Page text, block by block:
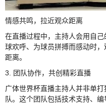
情感共鸣，拉近观众距离
在直播过程中，主持人会用自
球欢呼、为球员拼搏而感动时
距离。
3. 团队协作，共创精彩直播
广体世界杯直播主持人并非单
队。这个团队包括技术支持、